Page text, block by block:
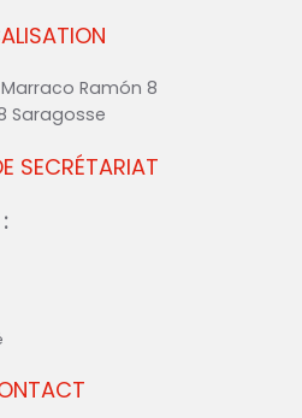
Ramón 8
Saragosse
SECRÉTARIAT